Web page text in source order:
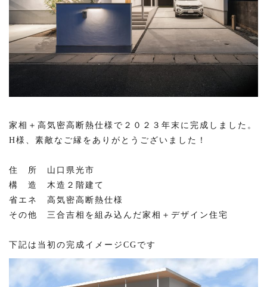
家相＋高気密高断熱仕様で２０２３年末に完成しました。
H様、素敵なご縁をありがとうございました！
住 所 山口県光市
構 造 木造２階建て
省エネ 高気密高断熱仕様
その他 三合吉相を組み込んだ家相＋デザイン住宅
下記は当初の完成イメージCGです